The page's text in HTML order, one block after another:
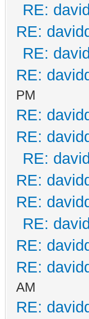
RE:
RE:
RE:
RE:
PM
RE:
RE:
RE:
RE:
RE:
RE:
RE:
RE:
AM
RE: